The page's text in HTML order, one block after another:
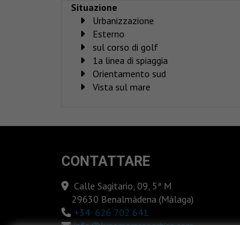
Situazione
Urbanizzazione
Esterno
sul corso di golf
1a linea di spiaggia
Orientamento sud
Vista sul mare
CONTATTARE
Calle Sagitario, 09, 5ª M
29630 Benalmádena (Málaga)
‎+34 626 702 641